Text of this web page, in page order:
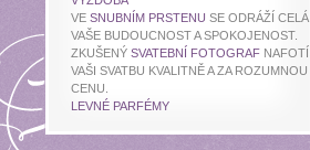
VE SNUBNÍM PRSTENU SE ODRÁŽÍ CELÁ
VAŠE BUDOUCNOST A SPOKOJENOST.
ZKUŠENÝ SVATEBNÍ FOTOGRAF NAFOTÍ
VAŠI SVATBU KVALITNĚ A ZA ROZUMNOU
CENU.
LEVNÉ PARFÉMY